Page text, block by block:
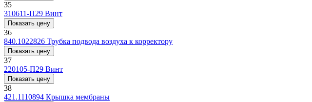
35
310611-П29 Винт
Показать цену
36
840.1022826 Трубка подвода воздуха к корректору
Показать цену
37
220105-П29 Винт
Показать цену
38
421.1110894 Крышка мембраны